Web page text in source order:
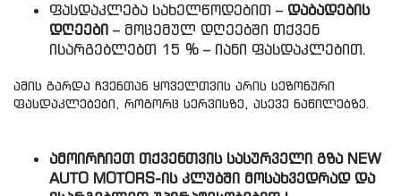
ფასდაკლება სახელწოდებით – დაბადების
დღეები – მოცემულ დღეებში თქვენ
ისარგებლებთ 15 % – იანი ფასდაკლებით.
ამის გარდა ჩვენთან ყოველთვის არის სეზონური
ფასდაკლებები, როგორც სერვისზე, ასევე ნაწილებზე.
ამოირჩიეთ თქვენთვის სასურველი გზა NEW
AUTO MOTORS-ის კლუბში მოსახვედრად და